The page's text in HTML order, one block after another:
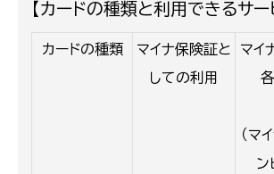
【カードの種類と利用できるサー
カードの種類
マイナ保険証と
しての利用
マイ
（マ
ン